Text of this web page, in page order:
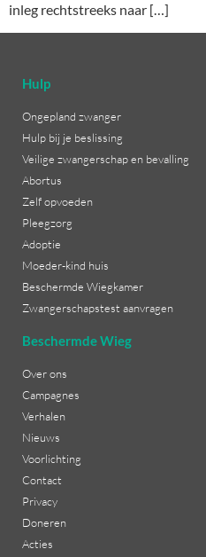
inleg rechtstreeks naar […]
Hulp
Ongepland zwanger
Hulp bij je beslissing
Veilige zwangerschap en bevalling
Abortus
Zelf opvoeden
Pleegzorg
Adoptie
Moeder-kind huis
Beschermde Wiegkamer
Zwangerschapstest aanvragen
Beschermde Wieg
Over ons
Campagnes
Verhalen
Nieuws
Voorlichting
Contact
Privacy
Doneren
Acties